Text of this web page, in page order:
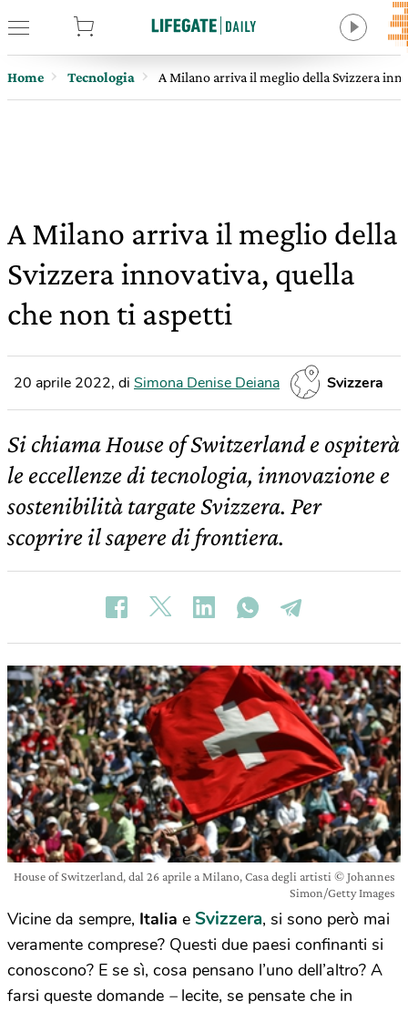
Home Tecnologia A Milano arriva il meglio della Svizzera
A Milano arriva il meglio della
Svizzera innovativa, quella
che non ti aspetti
20 aprile 2022, di Simona Denise Deiana Svizzera
Si chiama House of Switzerland e ospiterà
le eccellenze di tecnologia, innovazione e
sostenibilità targate Svizzera. Per
scoprire il sapere di frontiera.
House of Switzerland, dal 26 aprile a Milano, Casa degli artisti © Johannes
Simon/Getty Images
Vicine da sempre, Italia e Svizzera, si sono però mai
veramente comprese? Questi due paesi confinanti si
conoscono? E se sì, cosa pensano l’uno dell’altro? A
farsi queste domande – lecite, se pensate che in